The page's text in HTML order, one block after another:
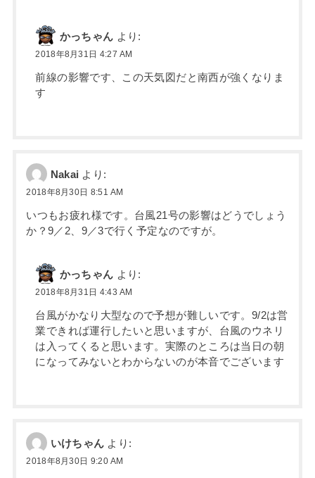
かっちゃん より:
2018年8月31日 4:27 AM
前線の影響です、この天気図だと南西が強くなりま
す
Nakai より:
2018年8月30日 8:51 AM
いつもお疲れ様です。台風21号の影響はどうでしょう
か？9／2、9／3で行く予定なのですが。
かっちゃん より:
2018年8月31日 4:43 AM
台風がかなり大型なので予想が難しいです。9/2は営
業できれば運行したいと思いますが、台風のウネリ
は入ってくると思います。実際のところは当日の朝
になってみないとわからないのが本音でございます
いけちゃん より:
2018年8月30日 9:20 AM